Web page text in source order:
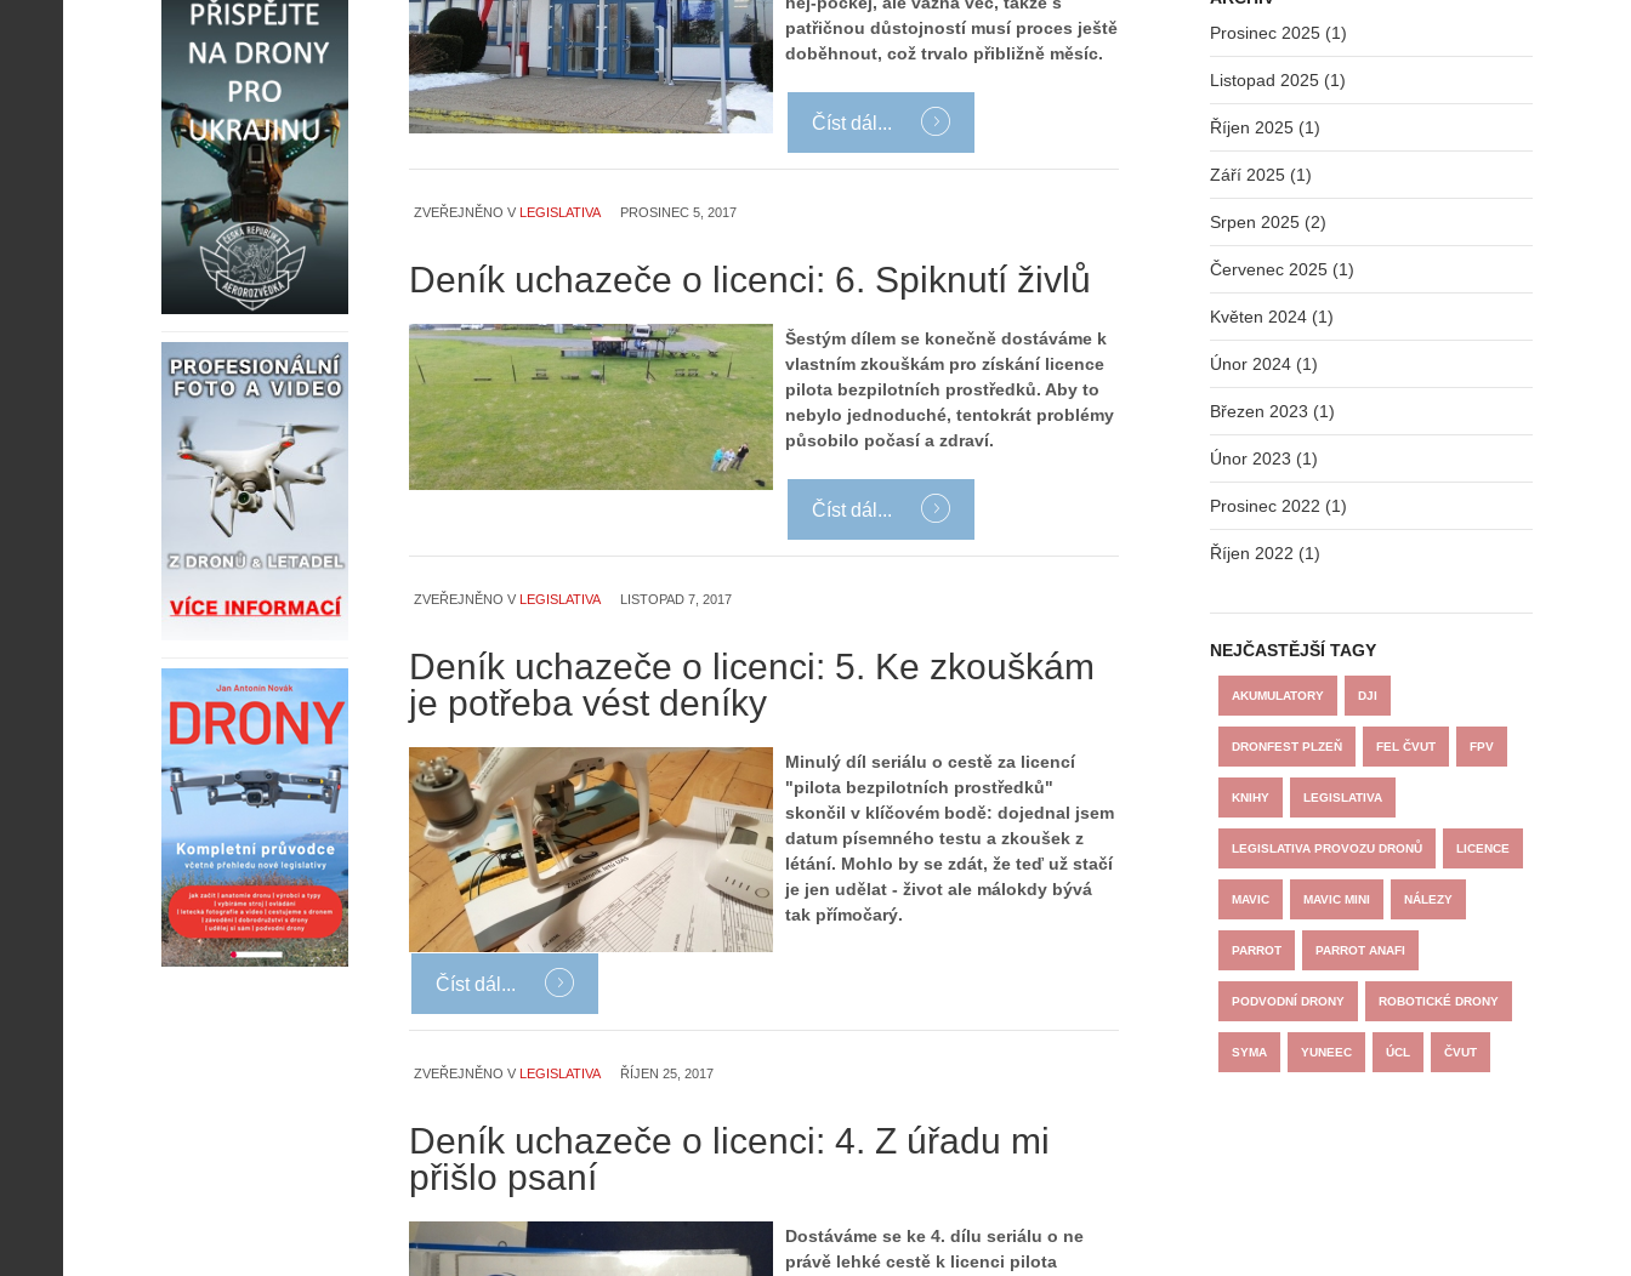
patřičnou důstojností musí proces ještě
doběhnout, což trvalo přibližně měsíc.
Číst dál...
ZVEŘEJNĚNO V LEGISLATIVA PROSINEC 5, 2017
Deník uchazeče o licenci: 6. Spiknutí živlů
Šestým dílem se konečně dostáváme k
vlastním zkouškám pro získání licence
pilota bezpilotních prostředků. Aby to
nebylo jednoduché, tentokrát problémy
působilo počasí a zdraví.
Číst dál...
ZVEŘEJNĚNO V LEGISLATIVA LISTOPAD 7, 2017
Deník uchazeče o licenci: 5. Ke zkouškám
je potřeba vést deníky
Minulý díl seriálu o cestě za licencí
"pilota bezpilotních prostředků"
skončil v klíčovém bodě: dojednal jsem
datum písemného testu a zkoušek z
létání. Mohlo by se zdát, že teď už stačí
je jen udělat - život ale málokdy bývá
tak přímočarý.
Číst dál...
ZVEŘEJNĚNO V LEGISLATIVA ŘÍJEN 25, 2017
Deník uchazeče o licenci: 4. Z úřadu mi
přišlo psaní
Dostáváme se ke 4. dílu seriálu o ne
právě lehké cestě k licenci pilota
Prosinec 2025 (1)
Listopad 2025 (1)
Říjen 2025 (1)
Září 2025 (1)
Srpen 2025 (2)
Červenec 2025 (1)
Květen 2024 (1)
Únor 2024 (1)
Březen 2023 (1)
Únor 2023 (1)
Prosinec 2022 (1)
Říjen 2022 (1)
NEJČASTĚJŠÍ TAGY
AKUMULATORY DJI
DRONFEST PLZEŇ FEL ČVUT FPV
KNIHY LEGISLATIVA
LEGISLATIVA PROVOZU DRONŮ LICENCE
MAVIC MAVIC MINI NÁLEZY
PARROT PARROT ANAFI
PODVODNÍ DRONY ROBOTICKÉ DRONY
SYMA YUNEEC ÚCL ČVUT